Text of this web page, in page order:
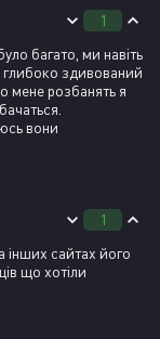
1
багато, ми навіть
глибоко здивований
мене розбанять я
вони
1
інших сайтах його
що хотіли